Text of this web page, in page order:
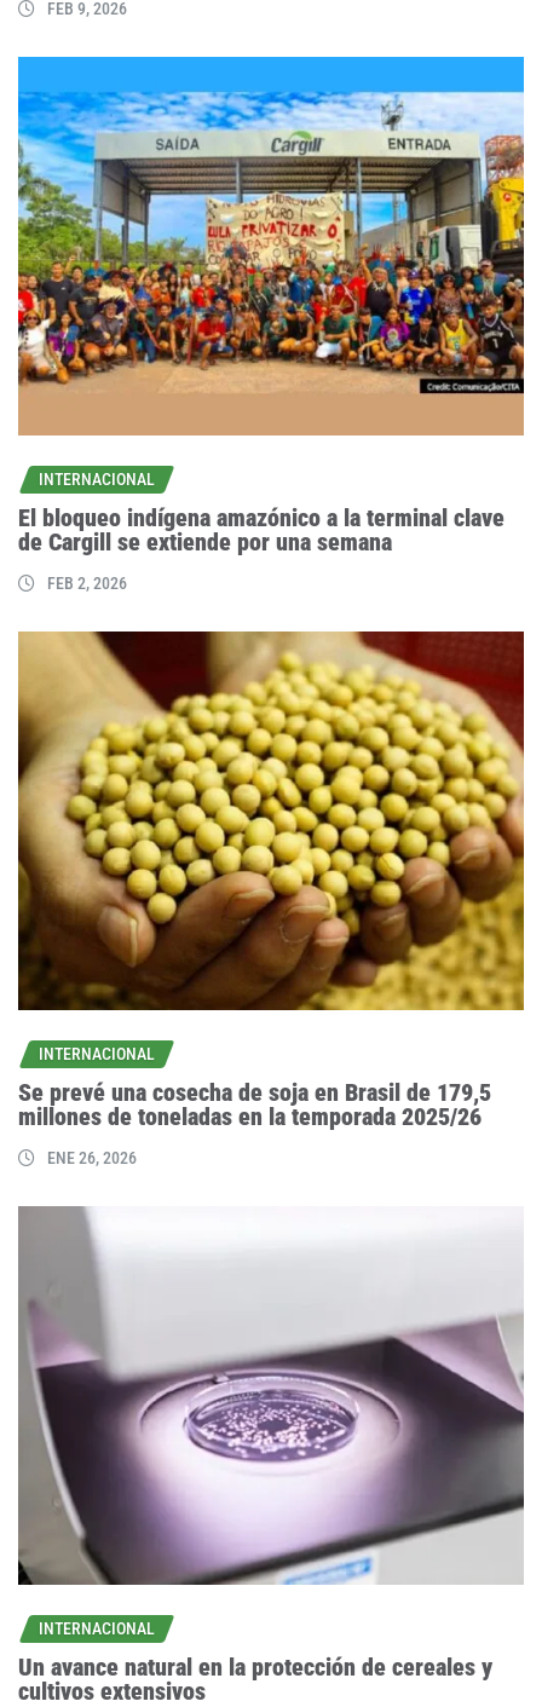
FEB 9, 2026
INTERNACIONAL
El bloqueo indígena amazónico a la terminal clave
de Cargill se extiende por una semana
FEB 2, 2026
INTERNACIONAL
Se prevé una cosecha de soja en Brasil de 179,5
millones de toneladas en la temporada 2025/26
ENE 26, 2026
INTERNACIONAL
Un avance natural en la protección de cereales y
cultivos extensivos